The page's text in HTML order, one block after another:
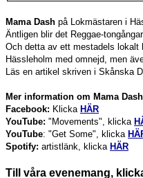
Mama Dash på Lokmästaren i
Äntligen blir det Reggae-
Och detta av ett mestadels lokalt
Hässleholm med omnejd, men
Läs en artikel skriven i Skånska
Mer information om Mama
Facebook: Klicka HÄR
YouTube: "Movements", klicka
YouTube: "Get Some", klicka
Spotify: artistlänk, klicka HÄR
Till våra evenemang,